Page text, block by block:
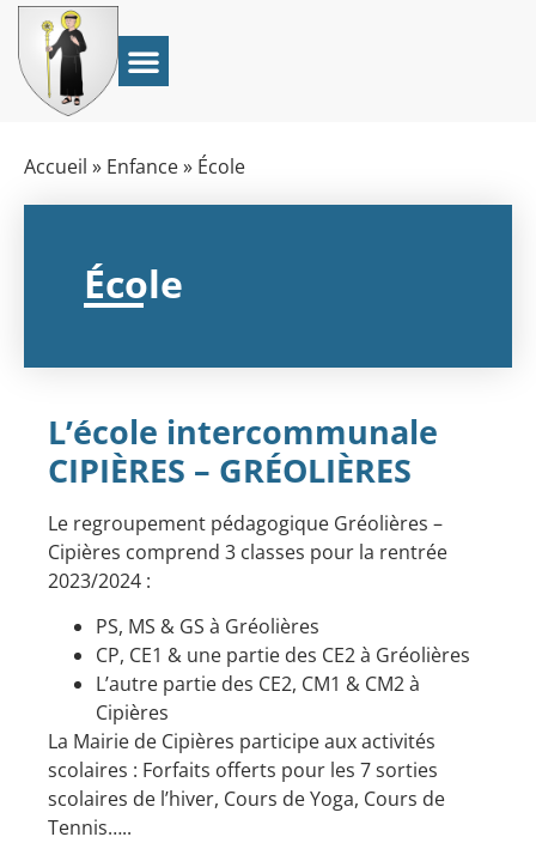
Accueil » Enfance» École
École
L’école intercommunale
CIPIÈRES – GRÉOLIÈRES
Le regroupement pédagogique Gréolières –
Cipières comprend 3 classes pour la rentrée
2023/2024 :
PS, MS & GS à Gréolières
CP, CE1 & une partie des CE2 à Gréolières
L’autre partie des CE2, CM1 & CM2 à
Cipières
La Mairie de Cipières participe aux activités
scolaires : Forfaits offerts pour les 7 sorties
scolaires de l’hiver, Cours de Yoga, Cours de
Tennis…..